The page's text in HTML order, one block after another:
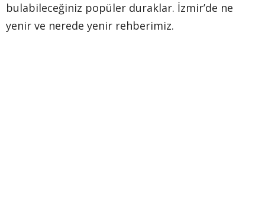
bulabileceğiniz popüler duraklar. İzmir’de ne
yenir ve nerede yenir rehberimiz.